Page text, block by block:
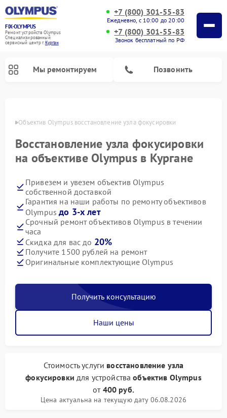
FIX-OLYMPUS
Ремонт устройств Olympus
Специализированный
cервисный центр г.Курган
+7 (800) 301-55-83
Ежедневно, с 10:00 до 20:00
+7 (800) 301-55-83
Звонок бесплатный по РФ
Мы ремонтируем Позвонить
Объектив Olympus восстановление узла фокусировки
Восстановление узла фокусировки
на объективе Olympus в Кургане
Привезем и увезем объектив Olympus
собственной доставкой
Гарантия на наши работы по ремонту объективов
Olympusдо 3-х лет
Срочный ремонт объективов Olympus в течении
часа
Скидка для вас до 20%
Получите 1500 рублей на ремонт
Оригинальные комплектующие Olympus
Получить консультацию
Наши цены
Стоимость услуги восстановление узла
фокусировки для устройстваобъектив Olympus
от 400 руб.
Цена актуальна на текущую дату 06.08.2026